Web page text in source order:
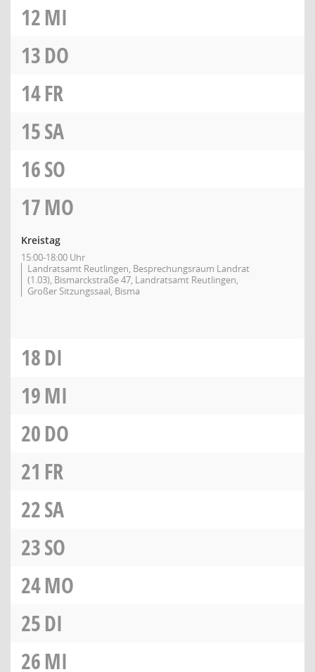
12MI
13DO
14FR
15SA
16SO
17MO
Kreistag
15:00-18:00 Uhr
Landratsamt Reutlingen, Besprechungsraum Landrat
(1.03), Bismarckstraße 47, Landratsamt Reutlingen,
Großer Sitzungssaal, Bisma
18DI
19MI
20DO
21 FR
22SA
23SO
24MO
25DI
26MI